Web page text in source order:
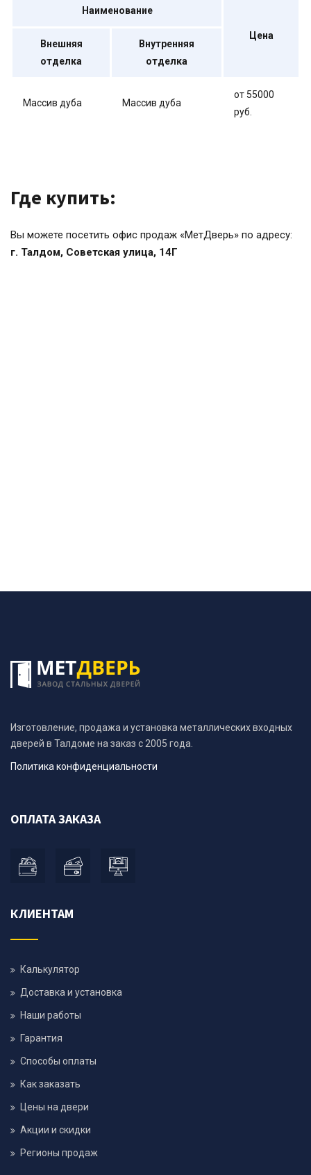
Наименование
Цена
Внешняя
отделка
Внутренняя
отделка
Массив дуба Массив дуба
от 55000
руб.
Где купить:
Вы можете посетить офис продаж «МетДверь» по адресу:
г. Талдом, Советская улица, 14Г
Изготовление, продажа и установка металлических входных
дверей в Талдоме на заказ с 2005 года.
Политика конфиденциальности
ОПЛАТА ЗАКАЗА
КЛИЕНТАМ
Калькулятор
Доставка и установка
Наши работы
Гарантия
Способы оплаты
Как заказать
Цены на двери
Акции и скидки
Регионы продаж